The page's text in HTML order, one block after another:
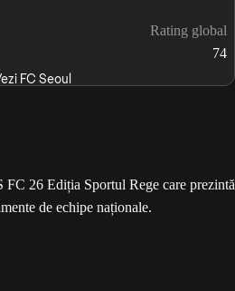
Rating global
74
FC Seoul